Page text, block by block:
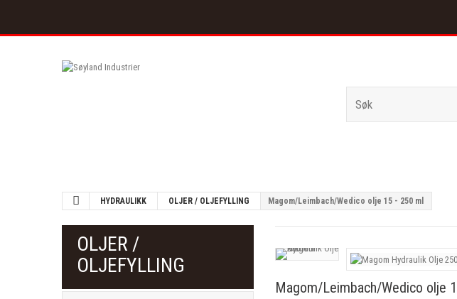
HYDRAULIKK OLJER / OLJEFYLLING Magom/Leimbach/Wedico olje 15 - 250 ml
OLJER /
OLJEFYLLING
Magom/Leimbach/Wedico olje